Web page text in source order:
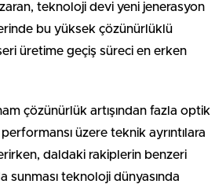
teknoloji devi yeni jenerasyon
bu yüksek çözünürlüklü
üretime geçiş süreci en erken
ham çözünürlük artışından fazla optik
üzere teknik ayrıntılara
daldaki rakiplerin benzeri
sunması teknoloji dünyasında